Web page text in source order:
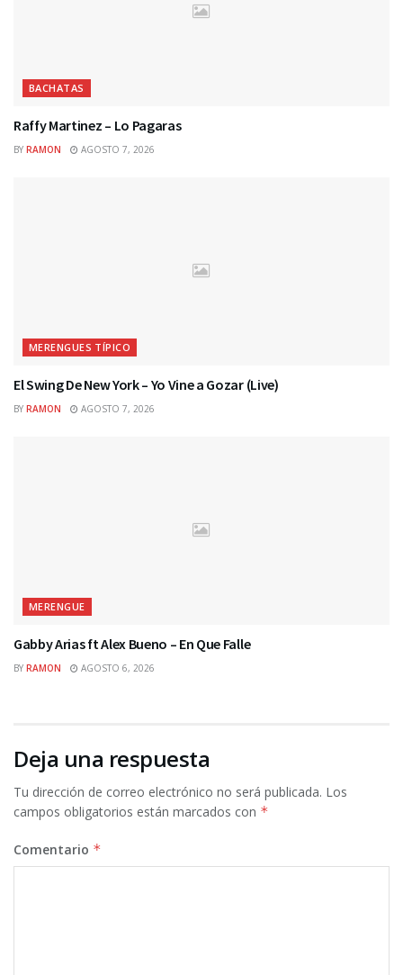
BACHATAS
Raffy Martinez – Lo Pagaras
BY RAMON AGOSTO 7, 2026
MERENGUES TÍPICO
El Swing De New York – Yo Vine a Gozar (Live)
BY RAMON AGOSTO 7, 2026
MERENGUE
Gabby Arias ft Alex Bueno – En Que Falle
BY RAMON AGOSTO 6, 2026
Deja una respuesta
Tu dirección de correo electrónico no será publicada. Los
campos obligatorios están marcados con *
Comentario *